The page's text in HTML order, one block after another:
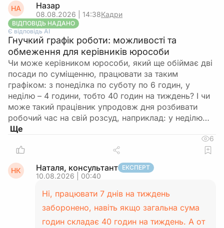
НА Назар
08.08.2026 | 14:38Кадри
ВІДПОВІДЬ НАДАНО
Є відповідь АІ
Гнучкий графік роботи: можливості та
обмеження для керівників юрособи
Чи може керівником юрособи, який ще обіймає дві
посади по суміщенню, працювати за таким
графіком: з понеділка по суботу по 6 годин, у
неділю – 4 години, тобто 40 годин на тиждень? І чи
може такий працівник упродовж дня розбивати
робочий час на свій розсуд, наприклад: у неділю…
6
НК Наталя, консультант ЕКСПЕРТ
10.08.2026 | 00:40
Ні, працювати 7 днів на тиждень
заборонено, навіть якщо загальна сума
годин складає 40 годин на тиждень. А от